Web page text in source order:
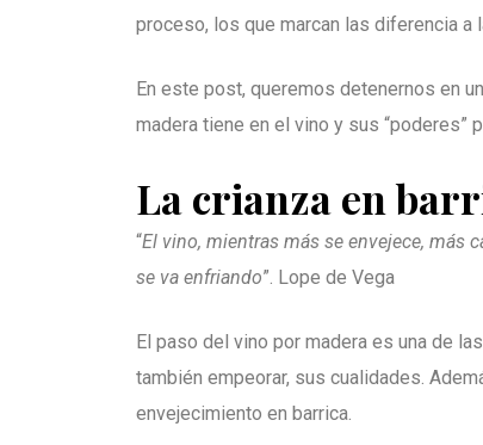
proceso, los que marcan las diferencia a
En este post, queremos detenernos en
madera tiene en el vino y sus “poderes”
La crianza en
“El vino, mientras más se envejece, más
se va enfriando”. Lope de Vega
El paso del vino por madera es una de
también empeorar, sus cualidades.
envejecimiento en barrica.